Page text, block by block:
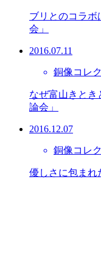
ブリとのコラボ
会」
2016.07.11
銅像コレ
なぜ富山きとき
論会」
2016.12.07
銅像コレ
優しさに包まれ